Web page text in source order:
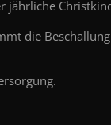
die